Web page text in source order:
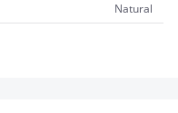
Natural